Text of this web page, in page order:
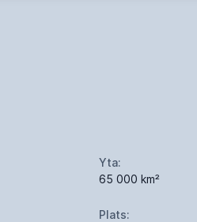
Yta:
65 000 km²
Plats: